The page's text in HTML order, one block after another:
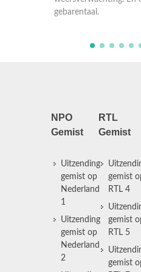
gebarentaal.
NPO
Gemist
Uitzending
gemist op
Nederland
1
Uitzending
gemist op
Nederland
2
RTL
Gemist
gemist
RTL 4
gemist
RTL 5
gemist